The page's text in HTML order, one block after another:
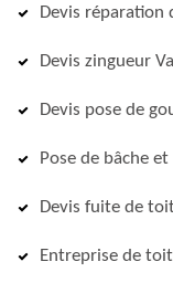
Devis réparation
Devis zingueur
Devis pose de
Pose de bâche
Devis fuite de
Entreprise de